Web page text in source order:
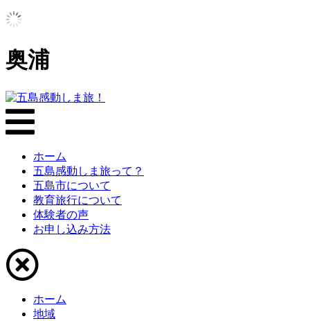
奥浦
ホーム
五島感動しま旅って？
五島市について
教育旅行について
体験者の声
お申し込み方法
ホーム
地域